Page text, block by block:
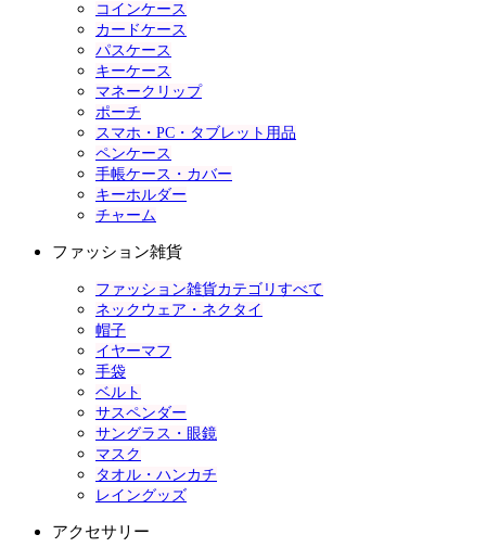
コインケース
カードケース
パスケース
キーケース
マネークリップ
ポーチ
スマホ・PC・タブレット用品
ペンケース
手帳ケース・カバー
キーホルダー
チャーム
ファッション雑貨
ファッション雑貨カテゴリすべて
ネックウェア・ネクタイ
帽子
イヤーマフ
手袋
ベルト
サスペンダー
サングラス・眼鏡
マスク
タオル・ハンカチ
レイングッズ
アクセサリー